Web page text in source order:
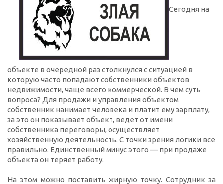
Сегодня на
объекте в очередной раз столкнулся с ситуацией в
которую часто попадают собственники объектов
недвижимости, чаще всего коммерческой. В чем суть
вопроса? Для продажи и управления объектом
собственник нанимает человека и платит ему зарплату,
за это он показывает объект, ведет от имени
собственника переговоры, осуществляет
хозяйственную деятельность. С точки зрения логики все
правильно. Единственный минус этого — при продаже
объекта он теряет работу.
На этом можно поставить жирную точку. Сотрудник за